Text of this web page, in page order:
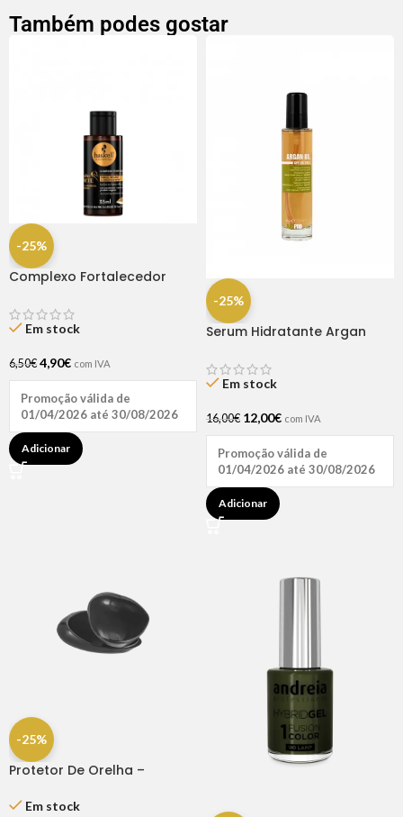
Também podes gostar
-25%
Complexo Fortalecedor
Em stock
6,50€ 4,90€ com IVA
Promoção válida de
01/04/2026 até 30/08/2026
Adicionar
-25%
Serum Hidratante Argan
Em stock
16,00€ 12,00€ com IVA
Promoção válida de
01/04/2026 até 30/08/2026
Adicionar
-25%
Protetor De Orelha –
Em stock